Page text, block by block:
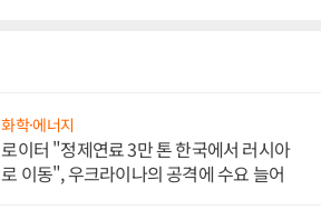
화학·에너지
로이터 "정제연료 3만 톤 한국에서 러시아
로 이동", 우크라이나의 공격에 수요 늘어